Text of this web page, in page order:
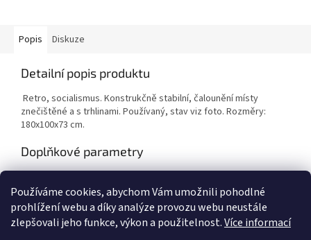
Používáme cookies, abychom Vám umožnili pohodlné
prohlížení webu a díky analýze provozu webu neustále
zlepšovali jeho funkce, výkon a použitelnost.Více informací
Popis Diskuze
Detailní popis produktu
Retro, socialismus. Konstrukčně stabilní, čalounění místy
znečištěné a s trhlinami. Používaný, stav viz foto. Rozměry:
180x100x73 cm.
Doplňkové parametry
Hmotnost: 1 kg